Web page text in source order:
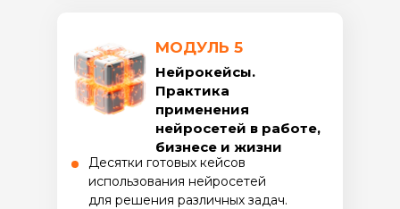
МОДУЛЬ 5
Десятки готовых кейсов
использования нейросетей
для решения различных задач.
Нейрокейсы.
Практика
применения
нейросетей в работе,
бизнесе и жизни